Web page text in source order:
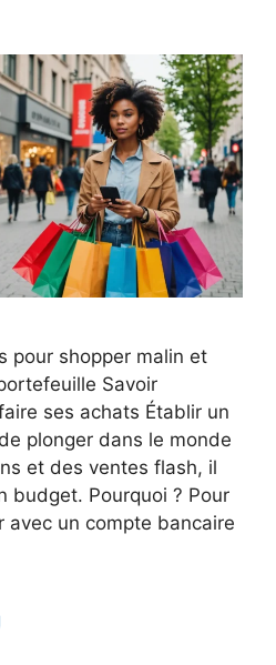
pour shopper malin et
Savoir
ses achats Établir un
plonger dans le monde
et des ventes flash, il
budget. Pourquoi ? Pour
avec un compte bancaire